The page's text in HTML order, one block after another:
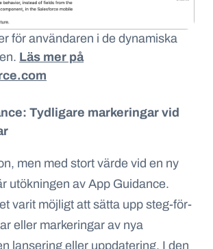
för användaren i de dynamiska
Läs mer på
Tydligare markeringar vid
men med stort värde vid en ny
utökningen av App Guidance.
varit möjligt att sätta upp steg-för-
eller markeringar av nya
lansering eller uppdatering. I den